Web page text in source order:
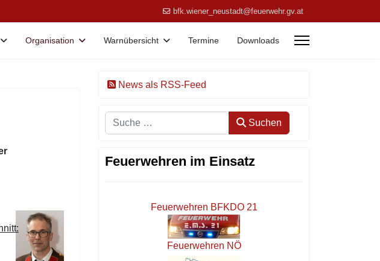
bfk.wiener_neustadt@feuerwehr.gv.at
Organisation Warnübersicht Termine Downloads
News als RSS-Feed
Suchen Suchen
Feuerwehren im Einsatz
Feuerwehren BFKDO 21
Feuerwehren NÖ